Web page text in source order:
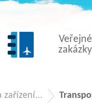
Veřejné
zakázky
zařízení...